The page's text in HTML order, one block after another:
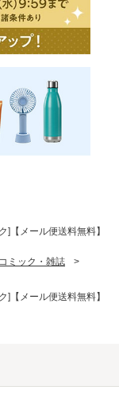
]【メール便送料無料】
ミック・雑誌
>
]【メール便送料無料】